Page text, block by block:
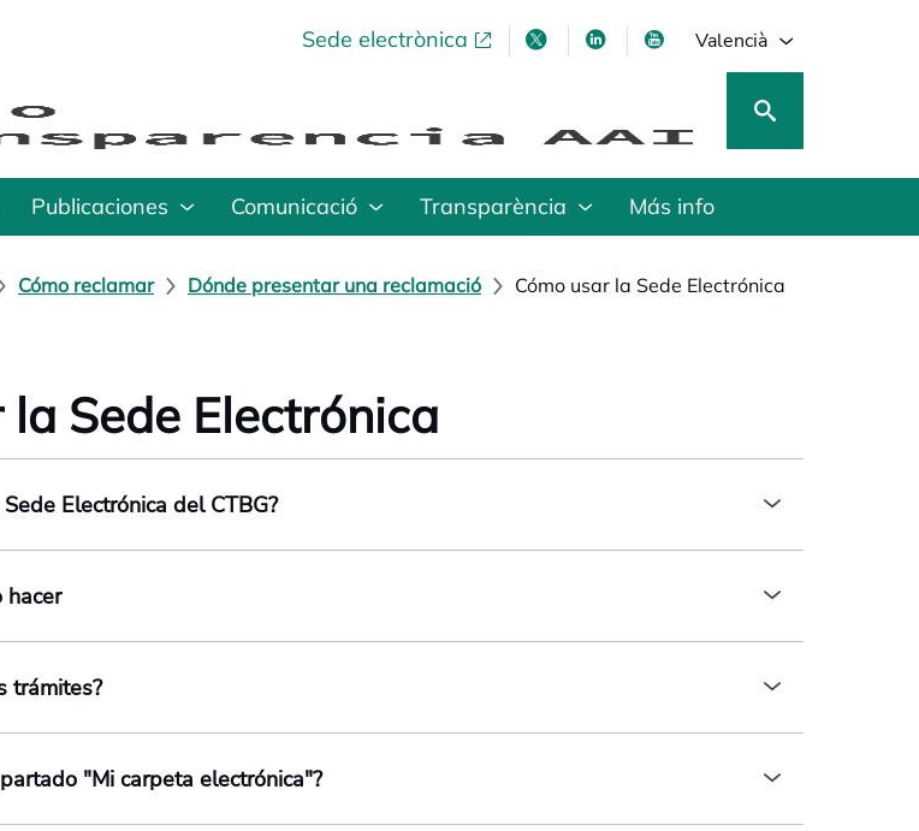
Sede electrònicaopens in a new tabopens in a new tab
opens in a new tab
opens in a new tab
Valencià
Publicaciones Comunicació Transparència Más info
Cómo reclamar Dónde presentar una reclamació Cómo usar la Sede Electrónica
la Sede Electrónica
Electrónica del CTBG?
hacer
trámites?
"Mi carpeta electrónica"?